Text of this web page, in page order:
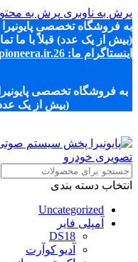
پرش به ناوبری پرش به
به فروشگاه تخصصی پایونیرا
(بیش از یک عدد) قبلاً با ما
اینستاگرام ما: pioneera.ir.26
به فروشگاه تخصصی
(بیش از یک
انتخاب دسته بندی
Uncategorized
آمپلی فایر
DS18
آدیو کوآرت